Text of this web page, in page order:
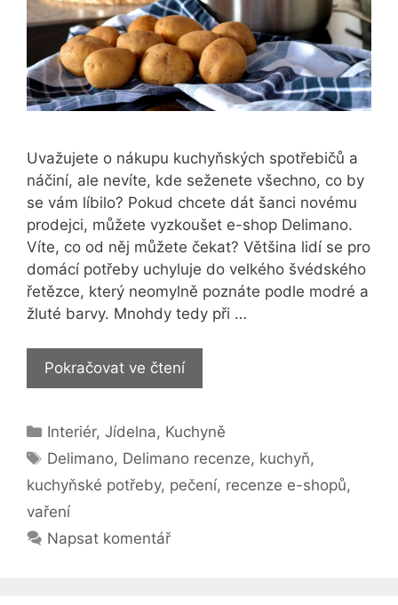
Uvažujete o nákupu kuchyňských spotřebičů a
náčiní, ale nevíte, kde seženete všechno, co by
se vám líbilo? Pokud chcete dát šanci novému
prodejci, můžete vyzkoušet e-shop Delimano.
Víte, co od něj můžete čekat? Většina lidí se pro
domácí potřeby uchyluje do velkého švédského
řetězce, který neomylně poznáte podle modré a
žluté barvy. Mnohdy tedy při …
Pokračovat ve čteníDelimano
[recenze]:
se
skutečně
s
Rubriky
Interiér,Jídelna, Kuchyně
Štítky
Delimano, Delimano recenze, kuchyň,
kuchyňské potřeby, pečení, recenze e-shopů,
vaření
Napsat komentář